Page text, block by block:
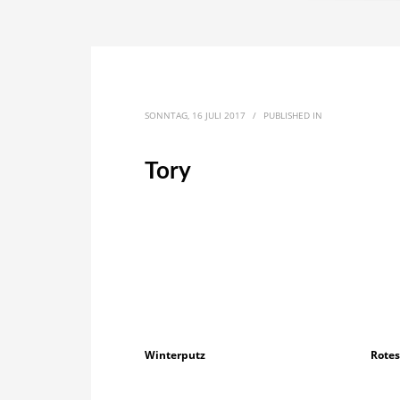
SONNTAG, 16 JULI 2017 / PUBLISHED IN
Tory
Winterputz